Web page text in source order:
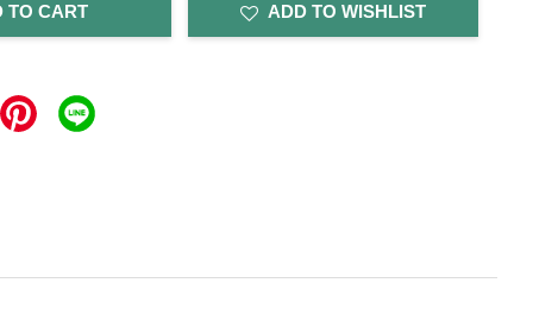
TO CART ADD TO WISHLIST